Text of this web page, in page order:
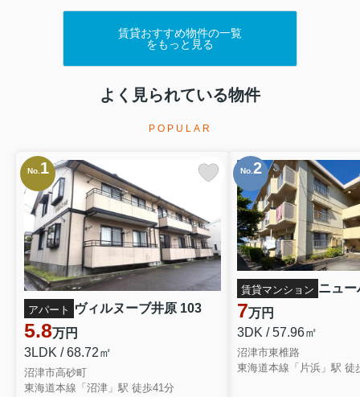
新年は1月4日10：00～お願い致します！！
※休暇中の案件につきましては
8月18日（月）10：00以降の対応とさせて頂
きます。
何卒、ご理解の程宜しくお願い申し上げま
※弊社管理物件にご入居中の方で、緊急の
043-274-1244までご連絡をお願いいたしま
賃貸おすすめ物件の一覧
をもっと見る
よく見られている物件
POPULAR
No.1
アパート ヴィルヌーブ井原 103
5.8万円
3LDK / 68.72㎡
沼津市高砂町
東海道本線「沼津」駅 徒歩41分
No.2
賃貸マンション
7万円
3DK / 57.96㎡
沼津市東椎路
東海道本線「片浜」駅 徒